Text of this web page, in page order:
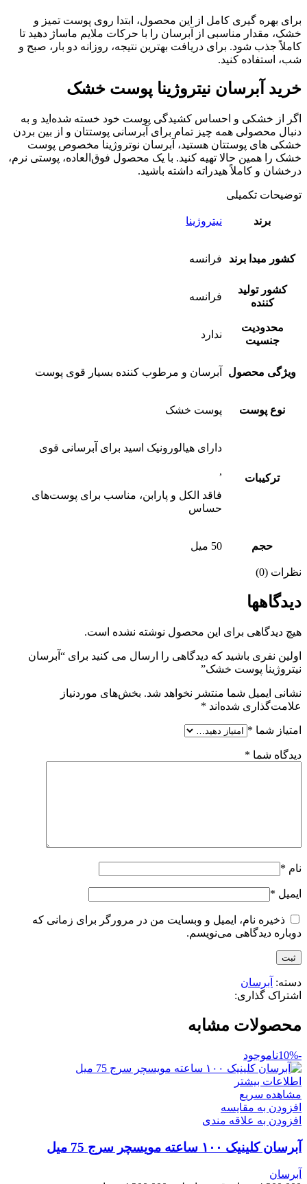
برای بهره گیری کامل از این محصول، ابتدا روی پوست تمیز و
خشک، مقدار مناسبی از آبرسان را با حرکات ملایم ماساژ دهید تا
کاملاً جذب شود. برای دریافت بهترین نتیجه، روزانه دو بار، صبح و
شب، استفاده کنید.
خرید آبرسان نیتروژینا پوست خشک
اگر از خشکی و احساس کشیدگی پوست خود خسته شده‌اید و به
دنبال محصولی همه چیز تمام برای آبرسانی پوستتان و از بین بردن
خشکی های پوستتان هستید، آبرسان نوتروژینا مخصوص پوست
خشک را همین حالا تهیه کنید. با یک محصول فوق‌العاده، پوستی نرم،
درخشان و کاملاً هیدراته داشته باشید.
توضیحات تکمیلی
برند نیتروژینا
کشور مبدا برند فرانسه
کشور تولید
کننده
فرانسه
محدودیت
جنسیت
ندارد
ویژگی محصول آبرسان و مرطوب کننده بسیار قوی پوست
نوع پوست پوست خشک
ترکیبات
دارای هیالورونیک اسید برای آبرسانی قوی
,
فاقد الکل و پارابن، مناسب برای پوست‌های
حساس
حجم 50 میل
نظرات (0)
دیدگاهها
هیچ دیدگاهی برای این محصول نوشته نشده است.
اولین نفری باشید که دیدگاهی را ارسال می کنید برای “آبرسان
نیتروژینا پوست خشک”
نشانی ایمیل شما منتشر نخواهد شد. بخش‌های موردنیاز
علامت‌گذاری شده‌اند *
امتیاز شما *
دیدگاه شما *
نام *
ایمیل *
ذخیره نام، ایمیل و وبسایت من در مرورگر برای زمانی که
دوباره دیدگاهی می‌نویسم.
دسته: آبرسان
اشتراک گذاری:
محصولات مشابه
-10% ناموجود
اطلاعات بیشتر
مشاهده سریع
افزودن به مقایسه
افزودن به علاقه مندی
آبرسان کلینیک ۱۰۰ ساعته مویسچر سرج 75 میل
آبرسان